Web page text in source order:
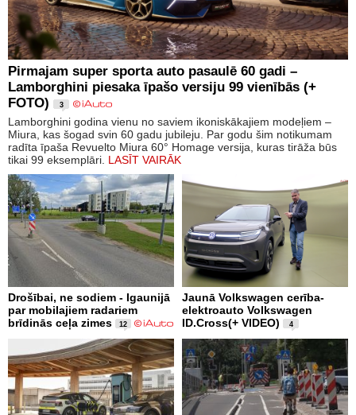
Pirmajam super sporta auto pasaulē 60 gadi –
Lamborghini piesaka īpašo versiju 99 vienībās (+
FOTO)
3
Lamborghini godina vienu no saviem ikoniskākajiem modeļiem –
Miura, kas šogad svin 60 gadu jubileju. Par godu šim notikumam
radīta īpaša Revuelto Miura 60° Homage versija, kuras tirāža būs
tikai 99 eksemplāri. LASĪT VAIRĀK
Drošībai, ne sodiem - Igaunijā
par mobilajiem radariem
brīdinās ceļa zimes
12
Jaunā Volkswagen cerība-
elektroauto Volkswagen
ID.Cross(+ VIDEO)
4